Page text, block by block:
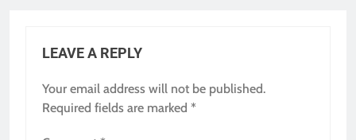
LEAVE A REPLY
Your email address will not be published.
Required fields are marked *